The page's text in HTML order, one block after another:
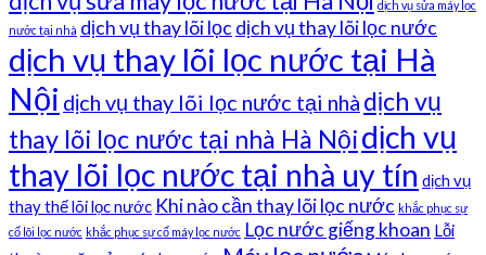
dịch vụ sửa máy lọc
nước tại nhà dịch vụ thay lõi lọc dịch vụ thay lõi lọc nước
dịch vụ thay lõi lọc nước tại Hà
Nội dịch vụ thay lõi lọc nước tại nhà dịch vụ
thay lõi lọc nước tại nhà Hà Nộidịch vụ
thay lõi lọc nước tại nhà uy tín dịch vụ
thay thế lõi lọc nước Khi nào cần thay lõi lọc nước khắc phục sự
cố lõi lọc nước khắc phục sự cố máy lọc nước Lọc nước giếng khoan Lỗi